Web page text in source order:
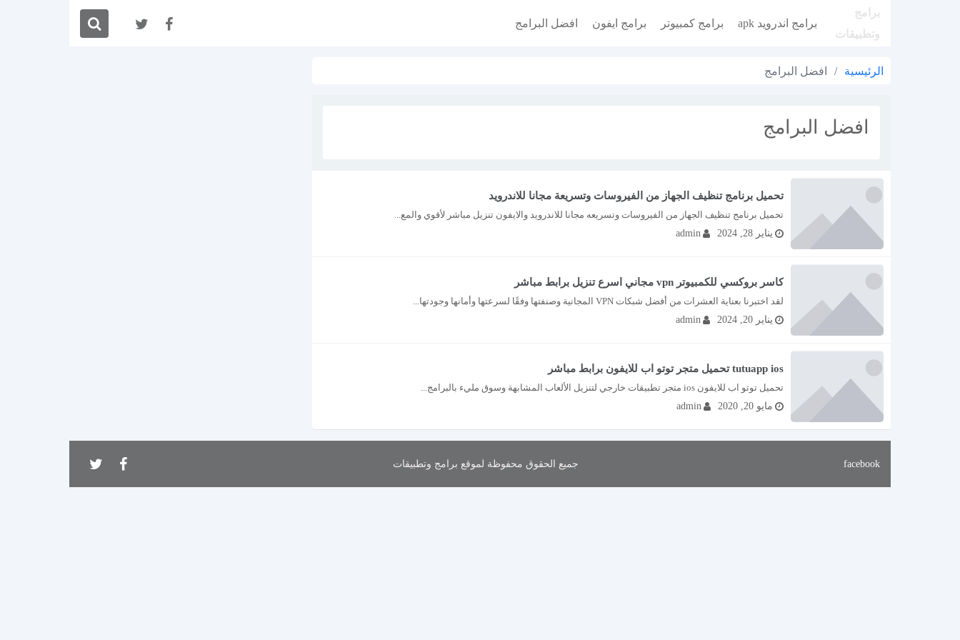
برامج
وتطبيقات
برامج اندرويد apk برامج كمبيوتر برامج ايفون افضل البرامج
الرئيسية / افضل البرامج
افضل البرامج
تحميل برنامج تنظيف الجهاز من الفيروسات وتسريعة مجانا للاندرويد
تحميل برنامج تنظيف الجهاز من الفيروسات وتسريعه مجانا للاندرويد والايفون تنزيل مباشر لأقوي والمع...
يناير 28, 2024
admin
كاسر بروكسي للكمبيوتر vpn مجاني اسرع تنزيل برابط مباشر
لقد اختبرنا بعناية العشرات من أفضل شبكات VPN المجانية وصنفتها وفقًا لسرعتها وأمانها وجودتها...
يناير 20, 2024
admin
tutuapp ios تحميل متجر توتو اب للايفون برابط مباشر
تحميل توتو اب للايفون ios متجر تطبيقات خارجي لتنزيل الألعاب المشابهة وسوق مليء بالبرامج...
مايو 20, 2020
admin
facebook جميع الحقوق محفوظة لموقع برامج وتطبيقات